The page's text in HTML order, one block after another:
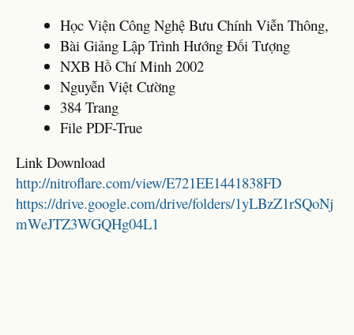
Học Viện Công Nghệ Bưu Chính Viễn Thông,
Bài Giảng Lập Trình Hướng Đối Tượng
NXB Hồ Chí Minh 2002
Nguyễn Việt Cường
384 Trang
File PDF-True
Link Download
http://nitroflare.com/view/E721EE1441838FD
https://drive.google.com/drive/folders/1yLBzZ1rSQoNj
mWeJTZ3WGQHg04L1